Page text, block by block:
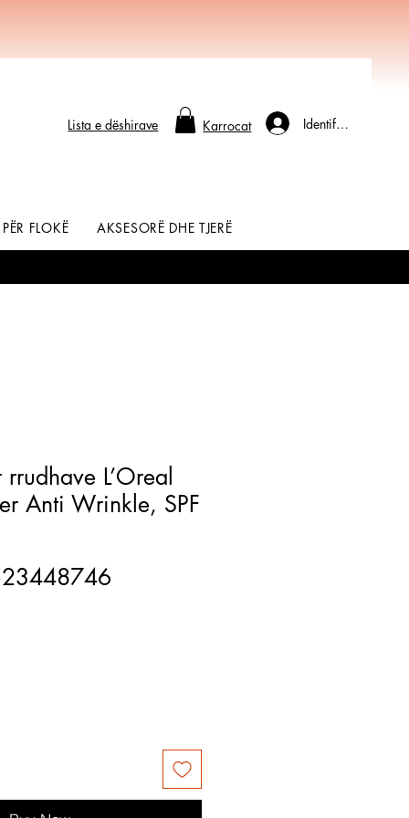
Lista e dëshirave Identifikohu
Karrocat
FLOKË AKSESORË DHE TJERË
L’Oreal
Anti Wrinkle, SPF